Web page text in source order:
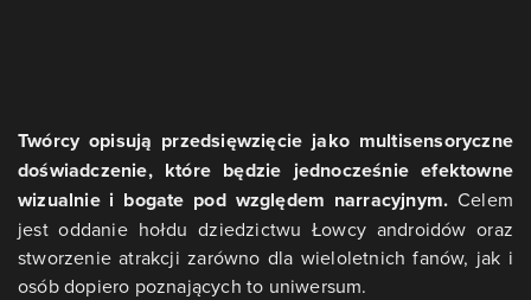
Twórcy opisują przedsięwzięcie jako multisensoryczne
doświadczenie, które będzie jednocześnie efektowne
wizualnie i bogate pod względem narracyjnym. Celem
jest oddanie hołdu dziedzictwu Łowcy androidów oraz
stworzenie atrakcji zarówno dla wieloletnich fanów, jak i
osób dopiero poznających to uniwersum.